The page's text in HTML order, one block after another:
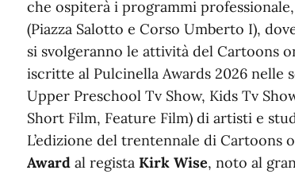
che ospiterà i programmi
(Piazza Salotto e Corso Umberto I),
si svolgeranno le attività del Cartoons
iscritte al Pulcinella Awards 2026 nelle
Upper Preschool Tv Show, Kids Tv
Short Film, Feature Film) di artisti e
L’edizione del trentennale di Cartoons
Award al regista Kirk Wise, noto al